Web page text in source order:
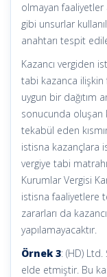
olmayan faaliyetler
gibi unsurlar
anahtarı tespit
Kazancı vergiden
tabi kazanca
uygun bir dağıtım
sonucunda oluşan
tekabül eden
istisna kazançlara
vergiye tabi
Kurumlar Vergisi
istisna faaliyetlere
zararları da
yapılamayacaktır.
Örnek 3: (HD) Ltd.
elde etmiştir. Bu